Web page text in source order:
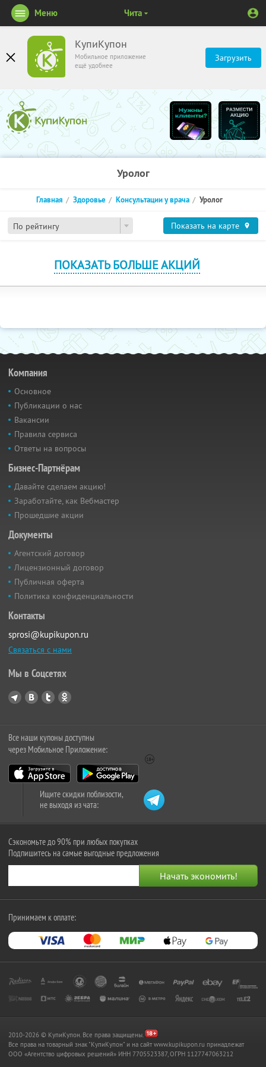
КупиКупон
Мобильное приложение
ещё удобнее
Загрузить
Меню Чита
Уролог
По рейтингу
Главная Здоровье Консультации у врача Уролог
Показать на карте
ПОКАЗАТЬ БОЛЬШЕ АКЦИЙ
Компания
Основное
Публикации о нас
Вакансии
Правила сервиса
Ответы на вопросы
Бизнес-Партнёрам
Давайте сделаем акцию!
Заработайте, как Вебмастер
Прошедшие акции
Документы
Агентский договор
Лицензионный договор
Публичная оферта
Политика конфиденциальности
Контакты
sprosi@kupikupon.ru
Связаться с нами
Мы в Соцсетях
Все наши купоны доступны
через Мобильное Приложение:
Ищите скидки поблизости,
не выходя из чата:
Сэкономьте до 90% при любых покупках
Подпишитесь на самые выгодные предложения
Принимаем к оплате:
2010-2026 © КупиКупон. Все права защищены.
Все права на товарный знак "КупиКупон" и на сайт www.kupikupon.ru принадлежат
OOO «Агентство цифровых решений» ИНН 7705523387, ОГРН 1127747063212